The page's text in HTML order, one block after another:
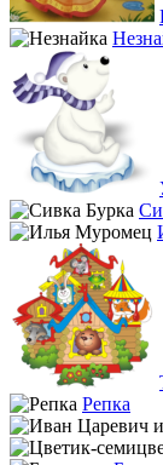
Репка